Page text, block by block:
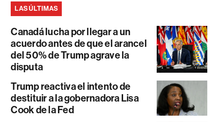
LAS ÚLTIMAS
Canadá lucha por llegar a un
acuerdo antes de que el arancel
del 50% de Trump agrave la
disputa
Trump reactiva el intento de
destituir a la gobernadora Lisa
Cook de la Fed